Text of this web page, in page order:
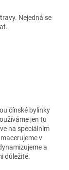
Nejedná se
čínské bylinky
jen tu
na speciálním
v
a
důležité.